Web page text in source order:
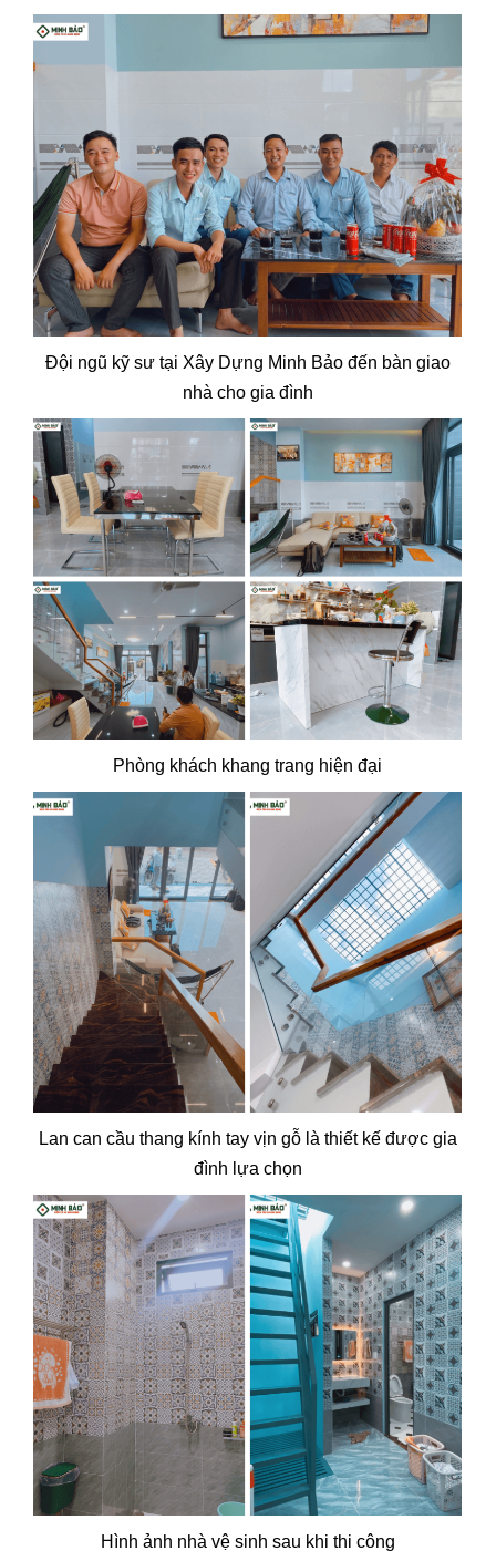
Đội ngũ kỹ sư tại Xây Dựng Minh Bảo đến bàn giao
nhà cho gia đình
Phòng khách khang trang hiện đại
Lan can cầu thang kính tay vịn gỗ là thiết kế được gia
đình lựa chọn
Hình ảnh nhà vệ sinh sau khi thi công